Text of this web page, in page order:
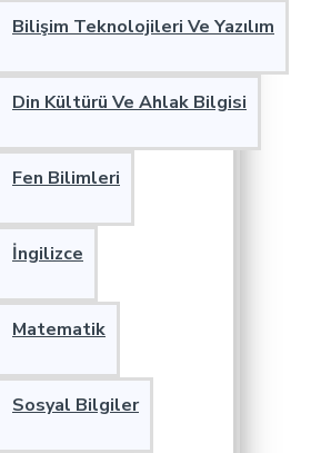
Bilişim Teknolojileri Ve Yazılım
Din Kültürü Ve Ahlak Bilgisi
Fen Bilimleri
İngilizce
Matematik
Sosyal Bilgiler